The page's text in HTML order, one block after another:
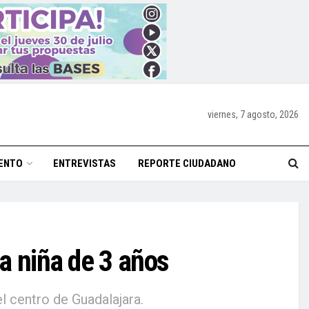
viernes, 7 agosto, 2026
ENTREVISTAS REPORTE CIUDADANO
niña de 3 años
centro de Guadalajara.